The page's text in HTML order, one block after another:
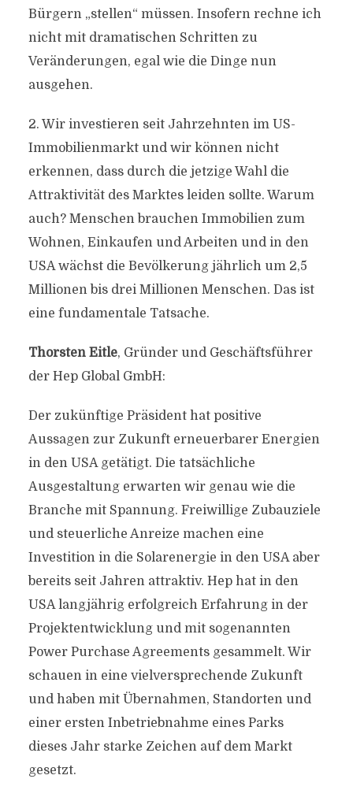
Bürgern „stellen“ müssen. Insofern rechne ich
nicht mit dramatischen Schritten zu
Veränderungen, egal wie die Dinge nun
ausgehen.
2. Wir investieren seit Jahrzehnten im US-
Immobilienmarkt und wir können nicht
erkennen, dass durch die jetzige Wahl die
Attraktivität des Marktes leiden sollte. Warum
auch? Menschen brauchen Immobilien zum
Wohnen, Einkaufen und Arbeiten und in den
USA wächst die Bevölkerung jährlich um 2,5
Millionen bis drei Millionen Menschen. Das ist
eine fundamentale Tatsache.
Thorsten Eitle, Gründer und Geschäftsführer
der Hep Global GmbH:
Der zukünftige Präsident hat positive
Aussagen zur Zukunft erneuerbarer Energien
in den USA getätigt. Die tatsächliche
Ausgestaltung erwarten wir genau wie die
Branche mit Spannung. Freiwillige Zubauziele
und steuerliche Anreize machen eine
Investition in die Solarenergie in den USA aber
bereits seit Jahren attraktiv. Hep hat in den
USA langjährig erfolgreich Erfahrung in der
Projektentwicklung und mit sogenannten
Power Purchase Agreements gesammelt. Wir
schauen in eine vielversprechende Zukunft
und haben mit Übernahmen, Standorten und
einer ersten Inbetriebnahme eines Parks
dieses Jahr starke Zeichen auf dem Markt
gesetzt.